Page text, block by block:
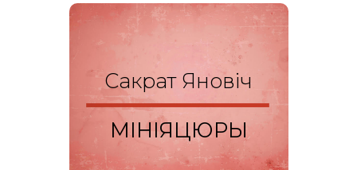
Сакрат Яновіч
МІНІЯЦЮРЫ